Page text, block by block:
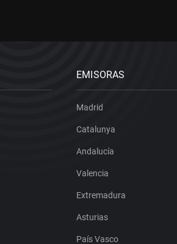
EMISORAS
Madrid
Catalunya
Andalucía
Valencia
Extremadura
Asturias
País Vasco